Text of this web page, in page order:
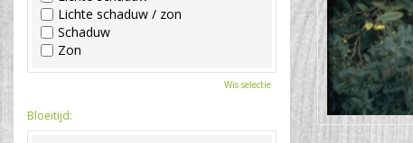
Lichte schaduw / zon
Schaduw
Zon
Wis selectie
Bloeitijd: